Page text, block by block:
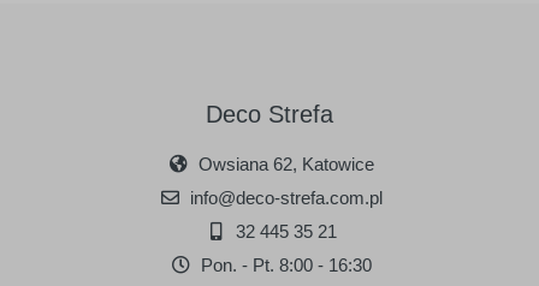
Deco Strefa
Owsiana 62, Katowice
info@deco-strefa.com.pl
32 445 35 21
Pon. - Pt. 8:00 - 16:30